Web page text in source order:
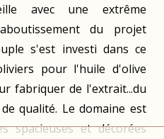
avec une extrême
du projet
s'est investi dans ce
pour l'huile d'olive
fabriquer de l'extrait...du
qualité. Le domaine est
spacieuses et décorées